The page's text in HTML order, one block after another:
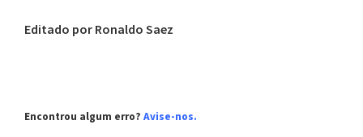
Editado por Ronaldo Saez
Encontrou algum erro? Avise-nos.